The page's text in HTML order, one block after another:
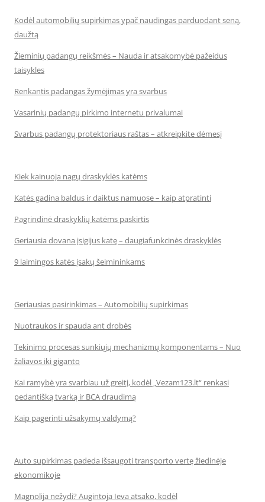
Kodėl automobilių supirkimas ypač naudingas parduodant seną,
daužtą
Žieminių padangų reikšmės – Nauda ir atsakomybė pažeidus
taisykles
Renkantis padangas žymėjimas yra svarbus
Vasarinių padangų pirkimo internetu privalumai
Svarbus padangų protektoriaus raštas – atkreipkite dėmesį
Kiek kainuoja nagų draskyklės katėms
Katės gadina baldus ir daiktus namuose – kaip atpratinti
Pagrindinė draskyklių katėms paskirtis
Geriausia dovana įsigijus katę – daugiafunkcinės draskyklės
9 laimingos katės įsakų šeimininkams
Geriausias pasirinkimas – Automobilių supirkimas
Nuotraukos ir spauda ant drobės
Tekinimo procesas sunkiųjų mechanizmų komponentams – Nuo
žaliavos iki giganto
Kai ramybė yra svarbiau už greitį, kodėl „Vezam123.lt“ renkasi
pedantišką tvarką ir BCA draudimą
Kaip pagerinti užsakymų valdymą?
Auto supirkimas padeda išsaugoti transporto vertę žiedinėje
ekonomikoje
Magnolija nežydi? Augintoja Ieva atsako, kodėl